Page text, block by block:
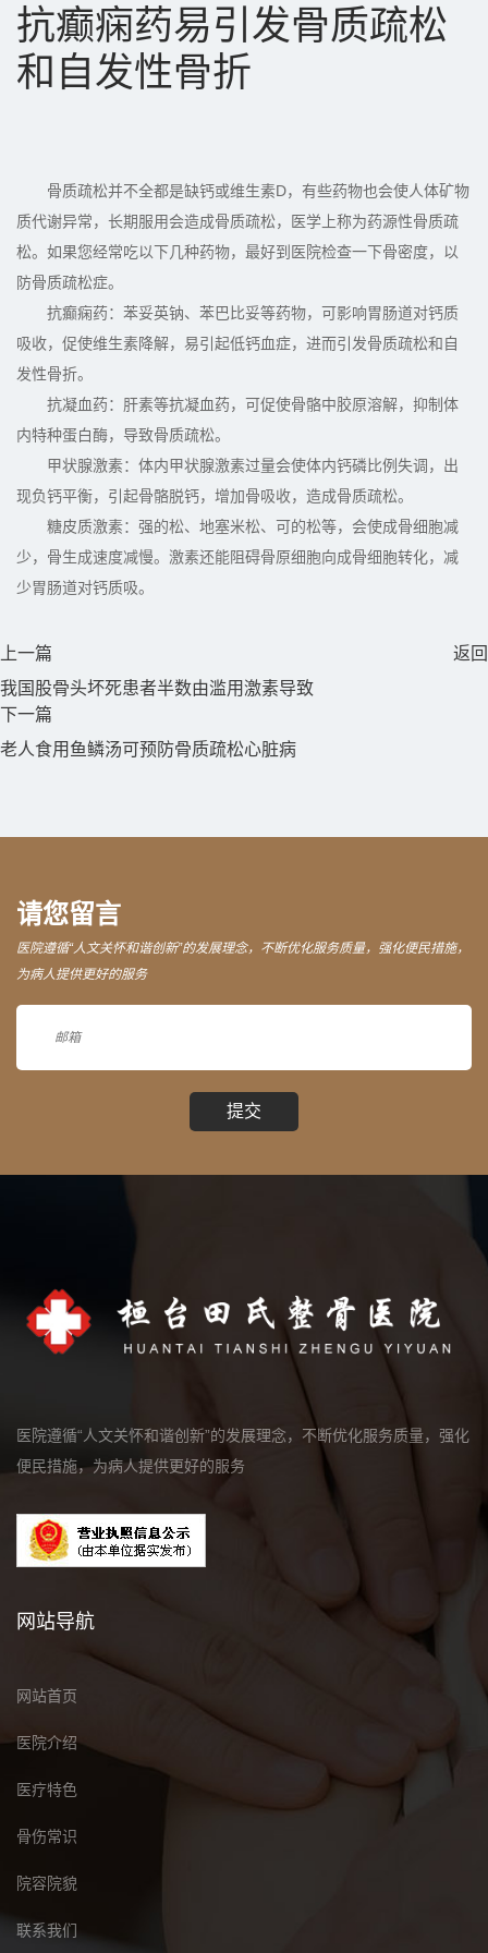
抗癫痫药易引发骨质疏松
和自发性骨折
骨质疏松并不全都是缺钙或维生素D，有些药物也会使人体矿物
质代谢异常，长期服用会造成骨质疏松，医学上称为药源性骨质疏
松。如果您经常吃以下几种药物，最好到医院检查一下骨密度，以
防骨质疏松症。
抗癫痫药：苯妥英钠、苯巴比妥等药物，可影响胃肠道对钙质
吸收，促使维生素降解，易引起低钙血症，进而引发骨质疏松和自
发性骨折。
抗凝血药：肝素等抗凝血药，可促使骨骼中胶原溶解，抑制体
内特种蛋白酶，导致骨质疏松。
甲状腺激素：体内甲状腺激素过量会使体内钙磷比例失调，出
现负钙平衡，引起骨骼脱钙，增加骨吸收，造成骨质疏松。
糖皮质激素：强的松、地塞米松、可的松等，会使成骨细胞减
少，骨生成速度减慢。激素还能阻碍骨原细胞向成骨细胞转化，减
少胃肠道对钙质吸。
上一篇
我国股骨头坏死患者半数由滥用激素导致
返回
下一篇
老人食用鱼鳞汤可预防骨质疏松心脏病
请您留言
医院遵循“人文关怀和谐创新”的发展理念，不断优化服务质量，强化便民措施，
为病人提供更好的服务
提交
医院遵循“人文关怀和谐创新”的发展理念，不断优化服务质量，强化
便民措施，为病人提供更好的服务
网站导航
网站首页
医院介绍
医疗特色
骨伤常识
院容院貌
联系我们